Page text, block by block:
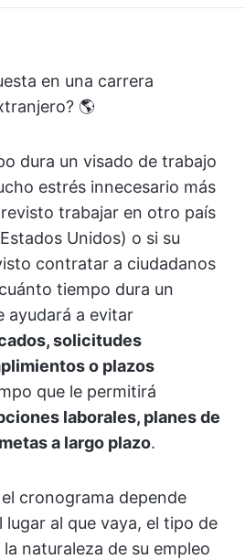
en una carrera
🌎
dura un visado de trabajo
estrés innecesario más
trabajar en otro país
Unidos) o si su
contratar a ciudadanos
tiempo dura un
ayudará a evitar
solicitudes
o plazos
que le permitirá
laborales, planes de
a largo plazo.
cronograma depende
al que vaya, el tipo de
naturaleza de su empleo